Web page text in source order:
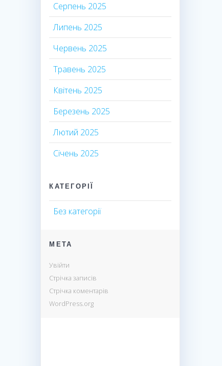
Серпень 2025
Липень 2025
Червень 2025
Травень 2025
Квітень 2025
Березень 2025
Лютий 2025
Січень 2025
КАТЕГОРІЇ
Без категорії
МЕТА
Увійти
Стрічка записів
Стрічка коментарів
WordPress.org